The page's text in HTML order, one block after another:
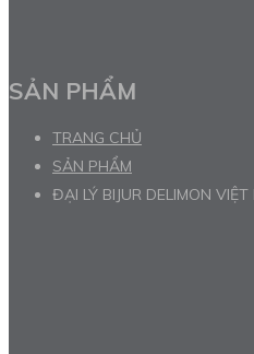
SẢN PHẨM
TRANG CHỦ
SẢN PHẨM
ĐẠI LÝ BIJUR DELIMON VIỆT